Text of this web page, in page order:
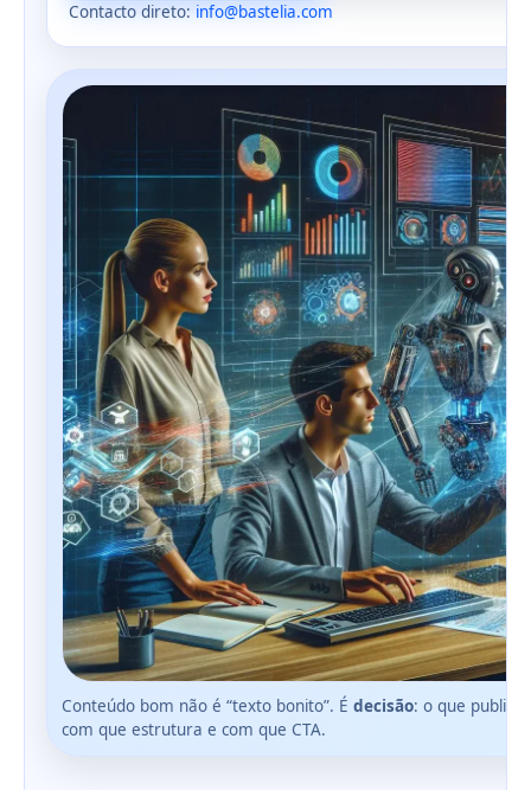
Contacto direto: info@bastelia.com
Conteúdo bom não é “texto bonito”. É decisão: o que
com que estrutura e com que CTA.